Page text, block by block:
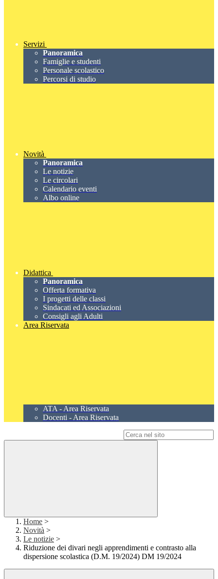
Servizi
Panoramica
Famiglie e studenti
Personale scolastico
Percorsi di studio
Novità
Panoramica
Le notizie
Le circolari
Calendario eventi
Albo online
Didattica
Panoramica
Offerta formativa
I progetti delle classi
Sindacati ed Associazioni
Consigli agli Adulti
Area Riservata
ATA - Area Riservata
Docenti - Area Riservata
Home >
Novità >
Le notizie >
Riduzione dei divari negli apprendimenti e contrasto alla
dispersione scolastica (D.M. 19/2024) DM 19/2024